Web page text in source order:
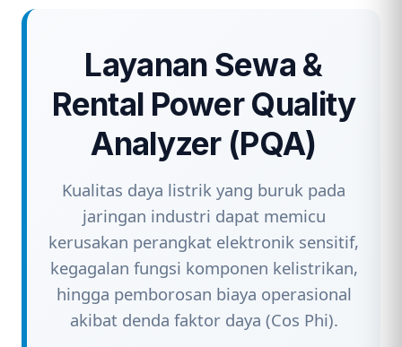
Layanan Sewa &
Rental Power Quality
Analyzer (PQA)
Kualitas daya listrik yang buruk pada
jaringan industri dapat memicu
kerusakan perangkat elektronik sensitif,
kegagalan fungsi komponen kelistrikan,
hingga pemborosan biaya operasional
akibat denda faktor daya (Cos Phi).